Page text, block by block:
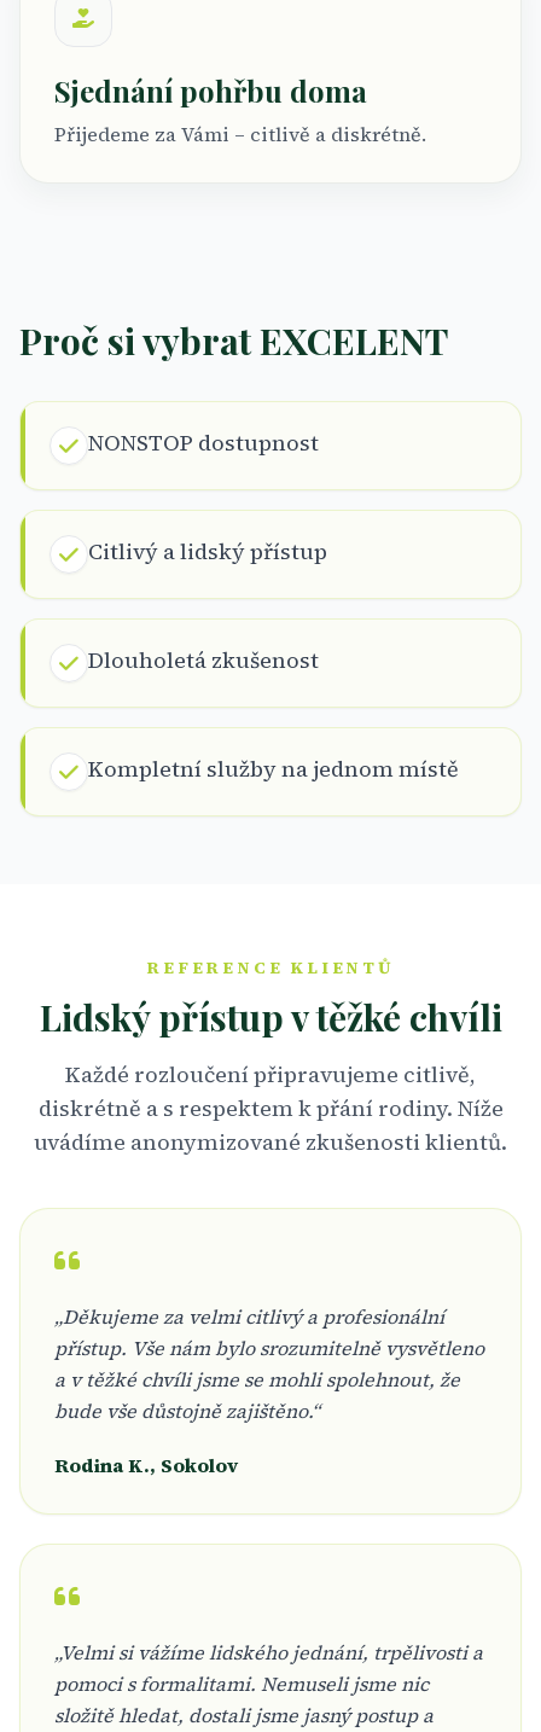
Sjednání pohřbu doma
Přijedeme za Vámi – citlivě a diskrétně.
Proč si vybrat EXCELENT
NONSTOP dostupnost
Citlivý a lidský přístup
Dlouholetá zkušenost
Kompletní služby na jednom místě
REFERENCE KLIENTŮ
Lidský přístup v těžké chvíli
Každé rozloučení připravujeme citlivě,
diskrétně a s respektem k přání rodiny. Níže
uvádíme anonymizované zkušenosti klientů.
„Děkujeme za velmi citlivý a profesionální
přístup. Vše nám bylo srozumitelně vysvětleno
a v těžké chvíli jsme se mohli spolehnout, že
bude vše důstojně zajištěno.“
Rodina K., Sokolov
„Velmi si vážíme lidského jednání, trpělivosti a
pomoci s formalitami. Nemuseli jsme nic
složitě hledat, dostali jsme jasný postup a